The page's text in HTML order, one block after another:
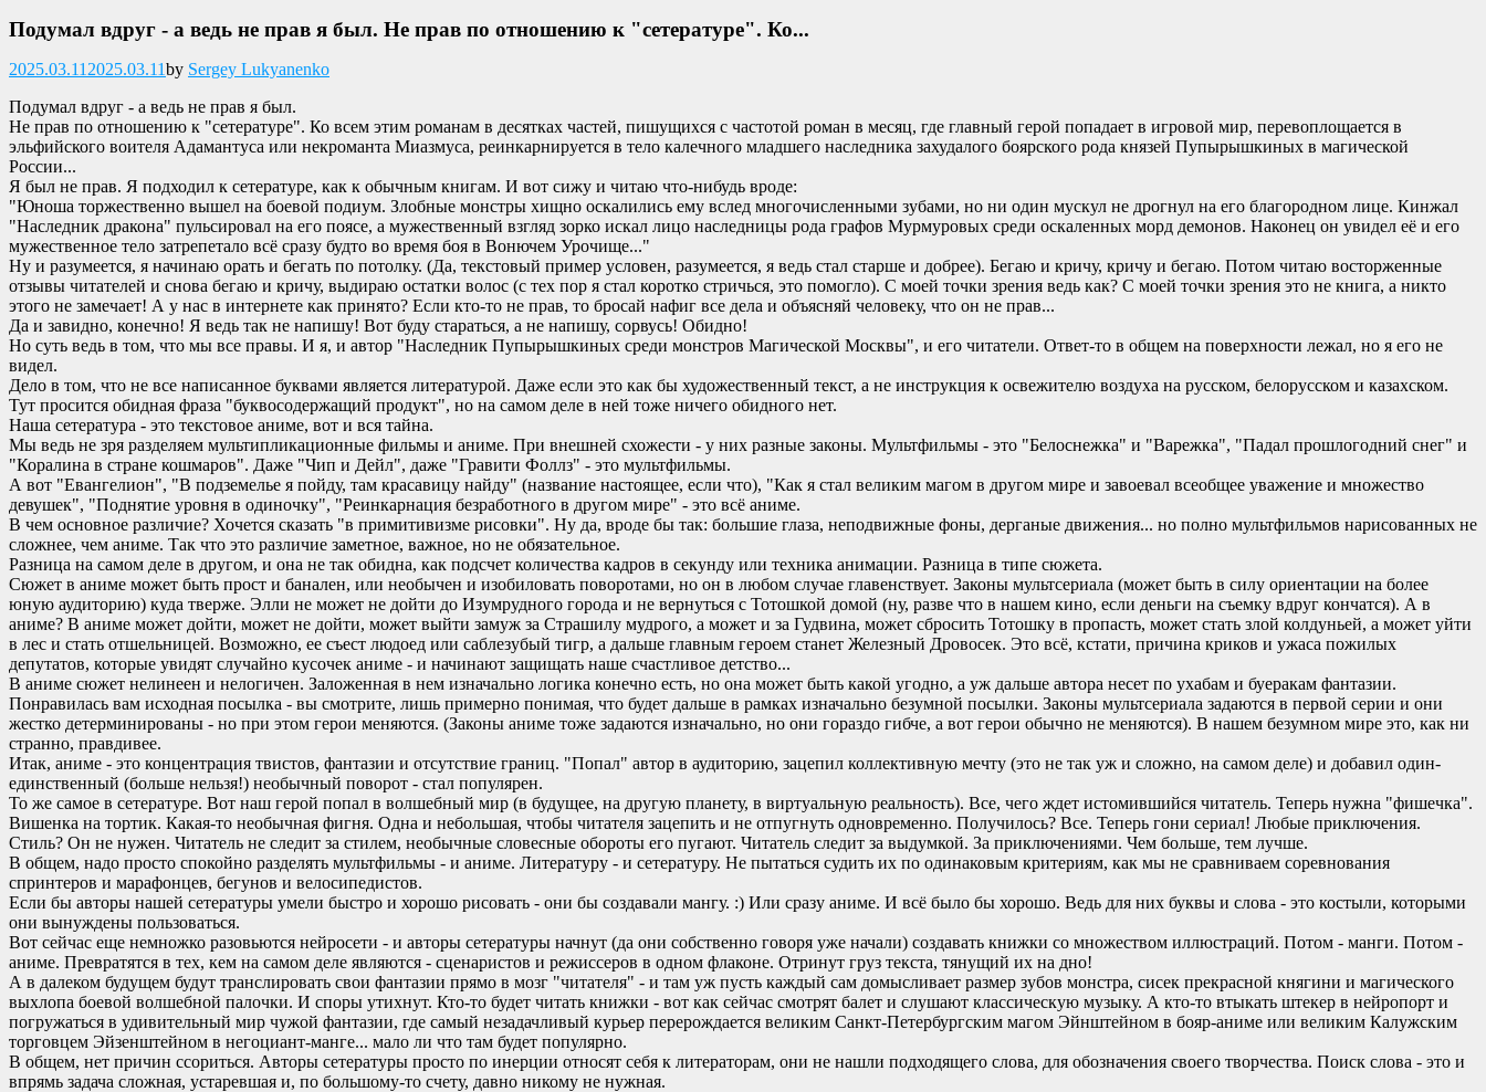
Подумал вдруг - а ведь не прав я был. Не прав по отношению к "сетературе". Ко...
Опубликовано
2025.03.11 2025.03.11by Sergey Lukyanenko
Подумал вдруг - а ведь не прав я был.
Не прав по отношению к "сетературе". Ко всем этим романам в десятках частей, пишущихся с частотой роман в месяц, где главный герой попадает в игровой мир, перевоплощается в
эльфийского воителя Адамантуса или некроманта Миазмуса, реинкарнируется в тело калечного младшего наследника захудалого боярского рода князей Пупырышкиных в магической
России...
Я был не прав. Я подходил к сетературе, как к обычным книгам. И вот сижу и читаю что-нибудь вроде:
"Юноша торжественно вышел на боевой подиум. Злобные монстры хищно оскалились ему вслед многочисленными зубами, но ни один мускул не дрогнул на его благородном лице. Кинжал
"Наследник дракона" пульсировал на его поясе, а мужественный взгляд зорко искал лицо наследницы рода графов Мурмуровых среди оскаленных морд демонов. Наконец он увидел её и его
мужественное тело затрепетало всё сразу будто во время боя в Вонючем Урочище..."
Ну и разумеется, я начинаю орать и бегать по потолку. (Да, текстовый пример условен, разумеется, я ведь стал старше и добрее). Бегаю и кричу, кричу и бегаю. Потом читаю восторженные
отзывы читателей и снова бегаю и кричу, выдираю остатки волос (с тех пор я стал коротко стричься, это помогло). С моей точки зрения ведь как? С моей точки зрения это не книга, а никто
этого не замечает! А у нас в интернете как принято? Если кто-то не прав, то бросай нафиг все дела и объясняй человеку, что он не прав...
Да и завидно, конечно! Я ведь так не напишу! Вот буду стараться, а не напишу, сорвусь! Обидно!
Но суть ведь в том, что мы все правы. И я, и автор "Наследник Пупырышкиных среди монстров Магической Москвы", и его читатели. Ответ-то в общем на поверхности лежал, но я его не
видел.
Дело в том, что не все написанное буквами является литературой. Даже если это как бы художественный текст, а не инструкция к освежителю воздуха на русском, белорусском и казахском.
Тут просится обидная фраза "буквосодержащий продукт", но на самом деле в ней тоже ничего обидного нет.
Наша сетература - это текстовое аниме, вот и вся тайна.
Мы ведь не зря разделяем мультипликационные фильмы и аниме. При внешней схожести - у них разные законы. Мультфильмы - это "Белоснежка" и "Варежка", "Падал прошлогодний снег" и
"Коралина в стране кошмаров". Даже "Чип и Дейл", даже "Гравити Фоллз" - это мультфильмы.
А вот "Евангелион", "В подземелье я пойду, там красавицу найду" (название настоящее, если что), "Как я стал великим магом в другом мире и завоевал всеобщее уважение и множество
девушек", "Поднятие уровня в одиночку", "Реинкарнация безработного в другом мире" - это всё аниме.
В чем основное различие? Хочется сказать "в примитивизме рисовки". Ну да, вроде бы так: большие глаза, неподвижные фоны, дерганые движения... но полно мультфильмов нарисованных не
сложнее, чем аниме. Так что это различие заметное, важное, но не обязательное.
Разница на самом деле в другом, и она не так обидна, как подсчет количества кадров в секунду или техника анимации. Разница в типе сюжета.
Сюжет в аниме может быть прост и банален, или необычен и изобиловать поворотами, но он в любом случае главенствует. Законы мультсериала (может быть в силу ориентации на более
юную аудиторию) куда тверже. Элли не может не дойти до Изумрудного города и не вернуться с Тотошкой домой (ну, разве что в нашем кино, если деньги на съемку вдруг кончатся). А в
аниме? В аниме может дойти, может не дойти, может выйти замуж за Страшилу мудрого, а может и за Гудвина, может сбросить Тотошку в пропасть, может стать злой колдуньей, а может уйти
в лес и стать отшельницей. Возможно, ее съест людоед или саблезубый тигр, а дальше главным героем станет Железный Дровосек. Это всё, кстати, причина криков и ужаса пожилых
депутатов, которые увидят случайно кусочек аниме - и начинают защищать наше счастливое детство...
В аниме сюжет нелинеен и нелогичен. Заложенная в нем изначально логика конечно есть, но она может быть какой угодно, а уж дальше автора несет по ухабам и буеракам фантазии.
Понравилась вам исходная посылка - вы смотрите, лишь примерно понимая, что будет дальше в рамках изначально безумной посылки. Законы мультсериала задаются в первой серии и они
жестко детерминированы - но при этом герои меняются. (Законы аниме тоже задаются изначально, но они гораздо гибче, а вот герои обычно не меняются). В нашем безумном мире это, как ни
странно, правдивее.
Итак, аниме - это концентрация твистов, фантазии и отсутствие границ. "Попал" автор в аудиторию, зацепил коллективную мечту (это не так уж и сложно, на самом деле) и добавил один-
единственный (больше нельзя!) необычный поворот - стал популярен.
То же самое в сетературе. Вот наш герой попал в волшебный мир (в будущее, на другую планету, в виртуальную реальность). Все, чего ждет истомившийся читатель. Теперь нужна "фишечка".
Вишенка на тортик. Какая-то необычная фигня. Одна и небольшая, чтобы читателя зацепить и не отпугнуть одновременно. Получилось? Все. Теперь гони сериал! Любые приключения.
Стиль? Он не нужен. Читатель не следит за стилем, необычные словесные обороты его пугают. Читатель следит за выдумкой. За приключениями. Чем больше, тем лучше.
В общем, надо просто спокойно разделять мультфильмы - и аниме. Литературу - и сетературу. Не пытаться судить их по одинаковым критериям, как мы не сравниваем соревнования
спринтеров и марафонцев, бегунов и велосипедистов.
Если бы авторы нашей сетературы умели быстро и хорошо рисовать - они бы создавали мангу. :) Или сразу аниме. И всё было бы хорошо. Ведь для них буквы и слова - это костыли, которыми
они вынуждены пользоваться.
Вот сейчас еще немножко разовьются нейросети - и авторы сетературы начнут (да они собственно говоря уже начали) создавать книжки со множеством иллюстраций. Потом - манги. Потом -
аниме. Превратятся в тех, кем на самом деле являются - сценаристов и режиссеров в одном флаконе. Отринут груз текста, тянущий их на дно!
А в далеком будущем будут транслировать свои фантазии прямо в мозг "читателя" - и там уж пусть каждый сам домысливает размер зубов монстра, сисек прекрасной княгини и магического
выхлопа боевой волшебной палочки. И споры утихнут. Кто-то будет читать книжки - вот как сейчас смотрят балет и слушают классическую музыку. А кто-то втыкать штекер в нейропорт и
погружаться в удивительный мир чужой фантазии, где самый незадачливый курьер перерождается великим Санкт-Петербургским магом Эйнштейном в бояр-аниме или великим Калужским
торговцем Эйзенштейном в негоциант-манге... мало ли что там будет популярно.
В общем, нет причин ссориться. Авторы сетературы просто по инерции относят себя к литераторам, они не нашли подходящего слова, для обозначения своего творчества. Поиск слова - это и
впрямь задача сложная, устаревшая и, по большому-то счету, давно никому не нужная.